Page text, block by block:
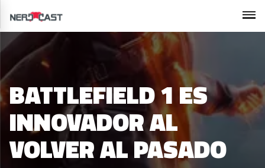
BATTLEFIELD 1 ES
INNOVADOR AL
VOLVER AL PASADO